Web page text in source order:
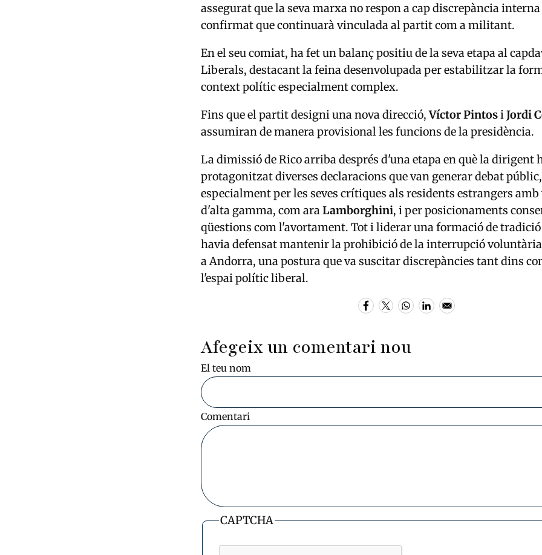
assegurat que la seva marxa no respon a cap discrepància
confirmat que continuarà vinculada al partit com a militant.
En el seu comiat, ha fet un balanç positiu de la seva etapa al
Liberals, destacant la feina desenvolupada per estabilitzar la
context polític especialment complex.
Fins que el partit designi una nova direcció,Víctor PintosiJordi
assumiran de manera provisional les funcions de la presidència.
La dimissió de Rico arriba després d'una etapa en què la dirigent
protagonitzat diverses declaracions que van generar debat públic,
especialment per les seves crítiques als residents estrangers amb
d'alta gamma, com araLamborghini, i per posicionaments
qüestions com l'avortament. Tot i liderar una formació de
havia defensat mantenir la prohibició de la interrupció voluntària
a Andorra, una postura que va suscitar discrepàncies tant dins
l'espai polític liberal.
Afegeix un comentari nou
El teu nom
Comentari
CAPTCHA